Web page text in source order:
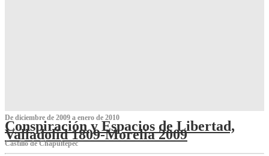
De diciembre de 2009 a enero de 2010
Conspiración y Espacios de Libertad,
Valladolid 1809-Morelia 2009
Castillo de Chapultepec